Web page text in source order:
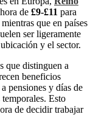
de £9-£11 para
que en países
ser ligeramente
y el sector.
que distinguen a
beneficios
pensiones y días de
Esto
de decidir trabajar